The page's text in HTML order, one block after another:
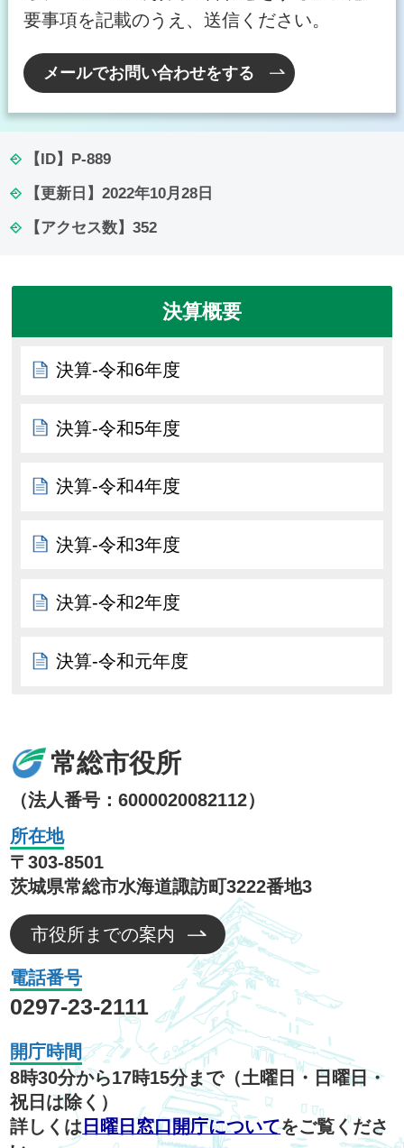
要事項を記載のうえ、送信ください。
メールでお問い合わせをする
【ID】 P-889
【更新日】 2022年10月28日
【アクセス数】 352
決算概要
決算-令和6年度
決算-令和5年度
決算-令和4年度
決算-令和3年度
決算-令和2年度
決算-令和元年度
常総市役所
（法人番号：6000020082112）
所在地
〒303-8501
茨城県常総市水海道諏訪町3222番地3
市役所までの案内
電話番号
0297-23-2111
開庁時間
8時30分から17時15分まで（土曜日・日曜日・
祝日は除く）
詳しくは 日曜日窓口開庁についてをご覧くださ